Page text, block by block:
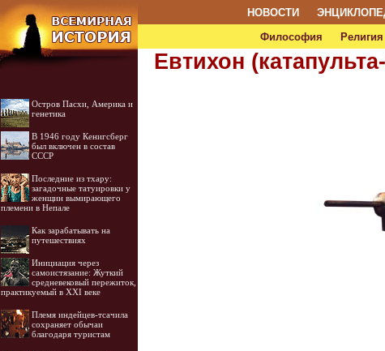
НОВОСТИ
Философия
Религия
Остров Пасхи, Америка и
генетика
В 1946 году Кенигсберг
был включен в состав
СССР
Последние из тхару:
загадочные татуировки у
женщин вымирающего
племени в Непале
Как зарабатывать на
путешествиях
Инициация через
самоистязание: Жуткий
средневековый пережиток,
практикуемый в XXI веке
Племя индейцев-тсачила
сохраняет обычаи
благодаря туристам
Евтихон